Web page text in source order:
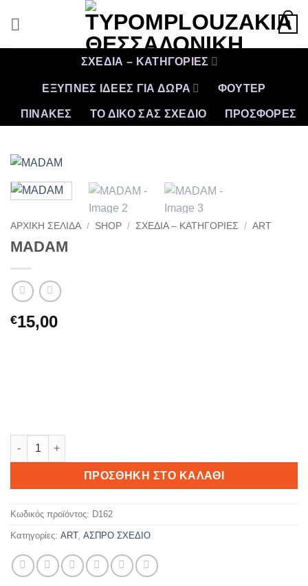
0
ΣΧΕΔΙΑ – ΚΑΤΗΓΟΡΙΕΣ
ΕΞΥΠΝΕΣ ΙΔΕΕΣ ΓΙΑ ΔΩΡΑ ΦΟΥΤΕΡ
ΠΙΝΑΚΕΣ ΤΟ ΔΙΚΟ ΣΑΣ ΣΧΕΔΙΟ ΠΡΟΣΦΟΡΈΣ
ΑΡΧΙΚΉ ΣΕΛΊΔΑ / SHOP / ΣΧΕΔΙΑ – ΚΑΤΗΓΟΡΙΕΣ / ART
MADAM
€15,00
MADAM ποσότητα
ΠΡΟΣΘΉΚΗ ΣΤΟ ΚΑΛΆΘΙ
Κωδικός προϊόντος: D162
Κατηγορίες: ART, ΑΣΠΡΟ ΣΧΕΔΙΟ